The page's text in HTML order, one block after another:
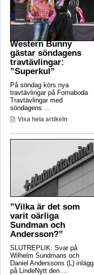
Western Bunny
gästar söndagens
travtävlingar:
”Superkul”
På söndag körs nya
travtävlingar på Fornaboda
Travtävlingar med
söndagens ...
Visa hela artikeln
”Vilka är det som
varit oärliga
Sundman och
Andersson?”
SLUTREPLIK: Svar på
Wilhelm Sundmans och
Daniel Anderssons (L) inlägg
på LindeNytt den ...